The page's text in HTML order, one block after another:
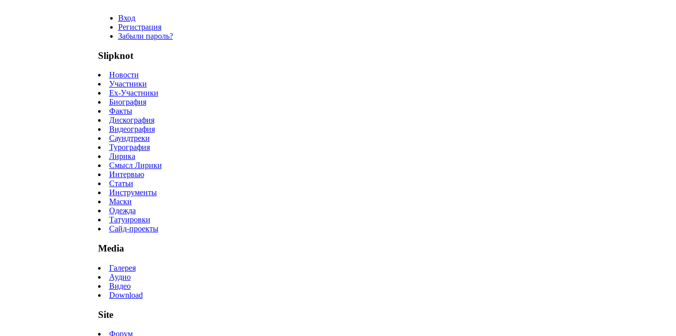
Вход
Регистрация
Забыли пароль?
Slipknot
Новости
Участники
Ex-Участники
Биография
Факты
Дискография
Видеография
Саундтреки
Турография
Лирика
Смысл Лирики
Интервью
Статьи
Инструменты
Маски
Одежда
Татуировки
Сайд-проекты
Media
Галерея
Аудио
Видео
Download
Site
Форум